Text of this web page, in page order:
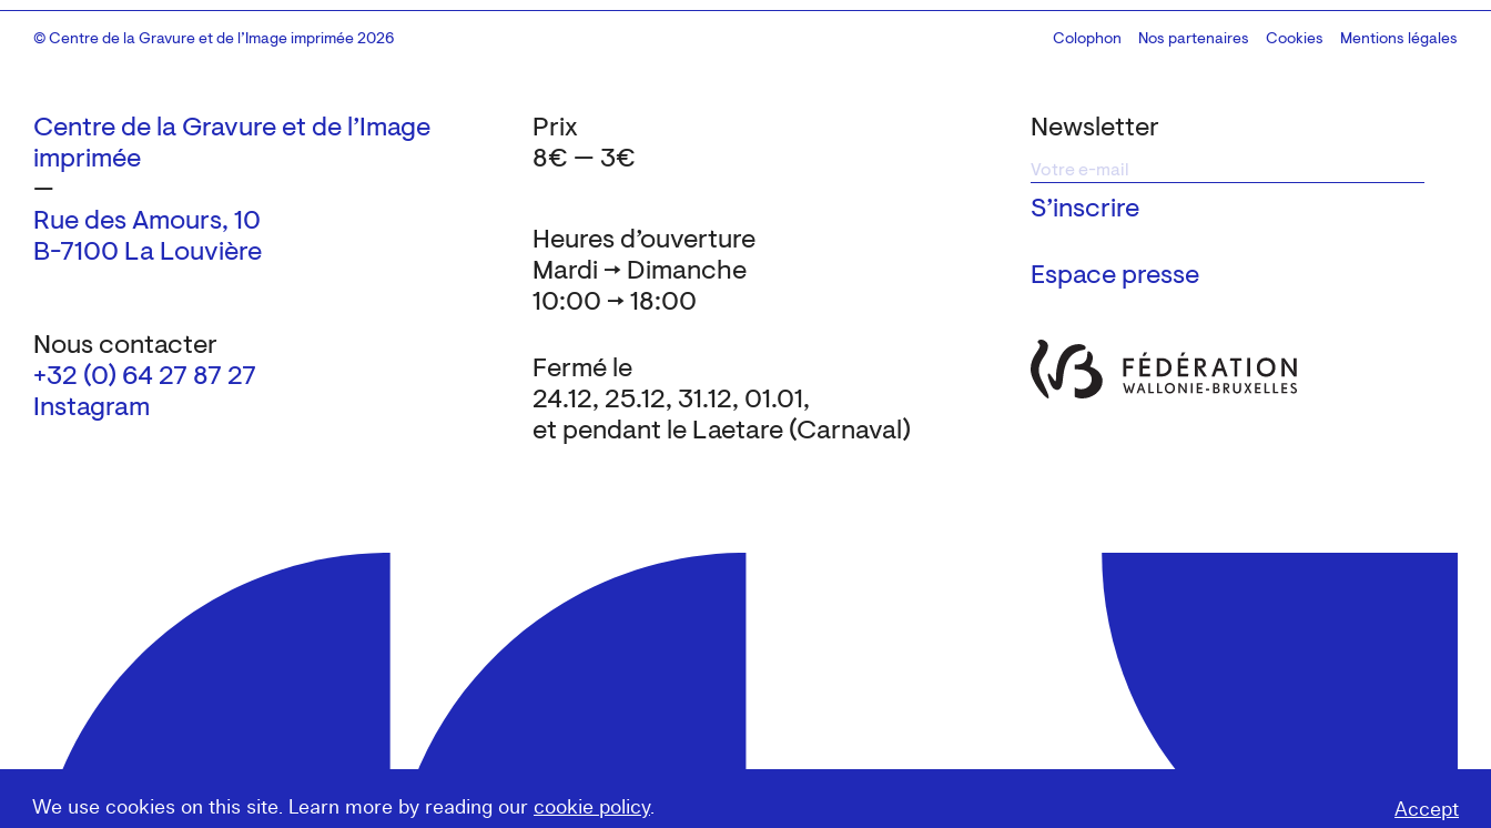
We use cookies on this site. Learn more by reading our cookie policy. Accept
Centre de la Gravure et de l’Image
imprimée
—
Rue des Amours, 10
B-7100 La Louvière
Nous contacter
+32 (0) 64 27 87 27
Instagram
Newsletter
Espace presse
Heures d’ouverture
Mardi → Dimanche
10:00 → 18:00
Fermé le
24.12, 25.12, 31.12, 01.01,
et pendant le Laetare (Carnaval)
Prix
8€ — 3€
© Centre de la Gravure et de l’Image imprimée 2026 Colophon
Design:Marcel Kaczmarek, code:8080.studio
Nos partenaires Cookies Mentions légales